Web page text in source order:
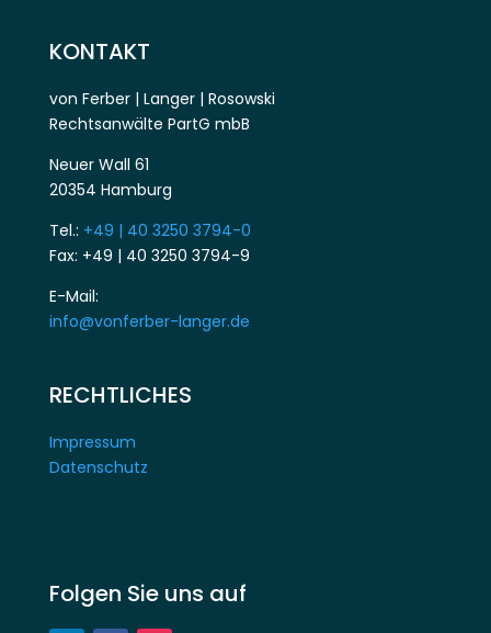
KONTAKT
von Ferber | Langer | Rosowski
Rechtsanwälte PartG mbB
Neuer Wall 61
20354 Hamburg
Tel.: +49 | 40 3250 3794-0
Fax: +49 | 40 3250 3794-9
E-Mail:
info@vonferber-langer.de
RECHTLICHES
Impressum
Datenschutz
Folgen Sie uns auf